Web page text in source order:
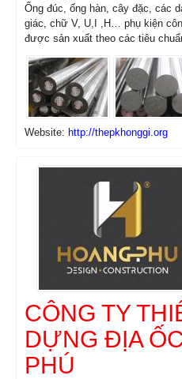
Ống đúc, ống hàn, cây đặc, các
giác, chữ V, U,I ,H… phụ kiện
được sản xuất theo các tiêu
Website: http://thepkhonggi.org
CÔNG TY
DỰNG ĐỊA
PHÚ